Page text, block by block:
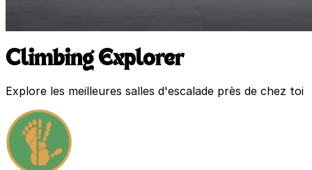
Climbing Explorer
Explore les meilleures salles d'escalade près de chez toi